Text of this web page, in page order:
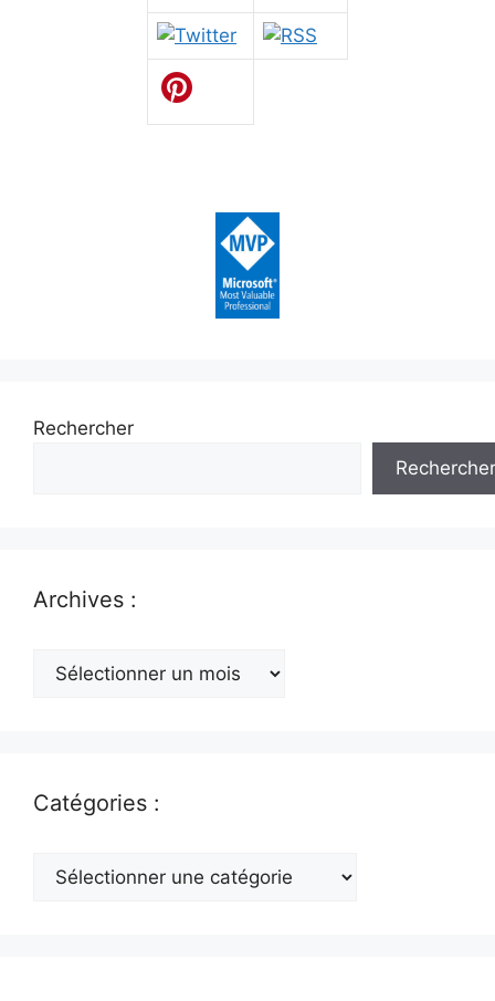
Rechercher
Rechercher
Archives :
Archives
Catégories :
Catégories